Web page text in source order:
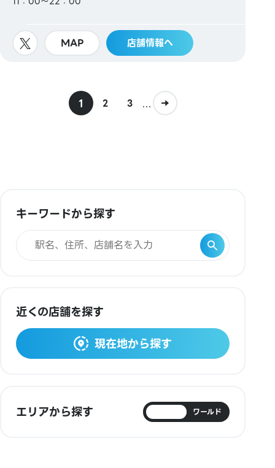
MAP 店舗情報へ
1 2 3 ...
キーワードから探す
近くの店舗を探す
現在地から探す
エリアから探す ワールド